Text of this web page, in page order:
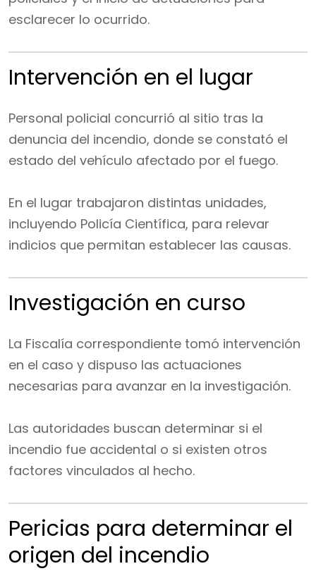
esclarecer lo ocurrido.
Intervención en el lugar
Personal policial concurrió al sitio tras la
denuncia del incendio, donde se constató el
estado del vehículo afectado por el fuego.
En el lugar trabajaron distintas unidades,
incluyendo Policía Científica, para relevar
indicios que permitan establecer las causas.
Investigación en curso
La Fiscalía correspondiente tomó intervención
en el caso y dispuso las actuaciones
necesarias para avanzar en la investigación.
Las autoridades buscan determinar si el
incendio fue accidental o si existen otros
factores vinculados al hecho.
Pericias para determinar el
origen del incendio